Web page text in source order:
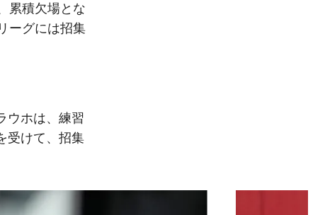
累積欠場とな
ーグには招集
ウホは、練習
受けて、招集